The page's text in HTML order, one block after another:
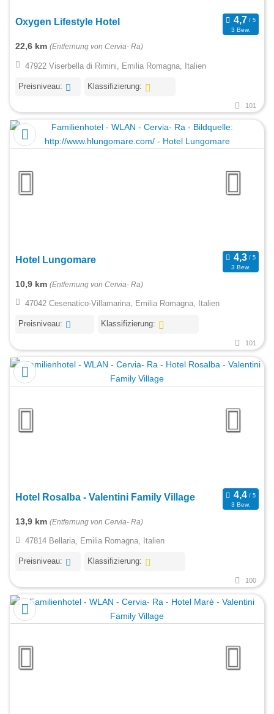
Oxygen Lifestyle Hotel
3 Bew.
22,6 km (Entfernung von Cervia- Ra)
47922 Viserbella di Rimini, Emilia Romagna, Italien
Preisniveau: Klassifizierung:
101
Hotel Lungomare
3 Bew.
10,9 km (Entfernung von Cervia- Ra)
47042 Cesenatico-Villamarina, Emilia Romagna, Italien
Preisniveau: Klassifizierung:
101
Hotel Rosalba - Valentini Family Village
3 Bew.
13,9 km (Entfernung von Cervia- Ra)
47814 Bellaria, Emilia Romagna, Italien
Preisniveau: Klassifizierung:
100